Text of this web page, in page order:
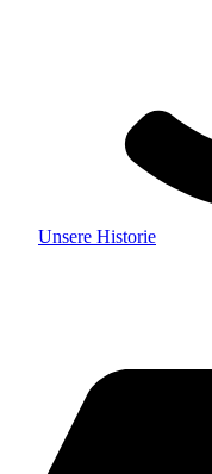
Unsere Historie